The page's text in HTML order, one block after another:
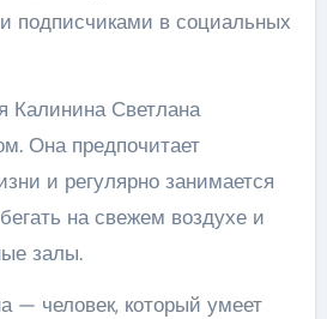
подписчиками в социальных
Калинина Светлана
Она предпочитает
и регулярно занимается
на свежем воздухе и
залы.
— человек, который умеет